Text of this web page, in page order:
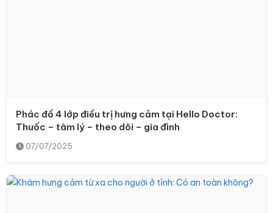
Phác đồ 4 lớp điều trị hưng cảm tại Hello Doctor:
Thuốc – tâm lý – theo dõi – gia đình
07/07/2025